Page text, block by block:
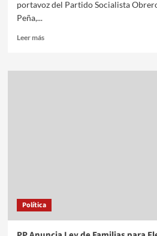
portavoz del Partido Socialista
Peña,...
Leer más
Política